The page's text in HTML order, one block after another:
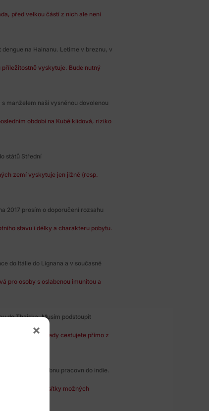
před velkou částí z nich ale není
na Hainanu. Letime v breznu, v
příležitostně vyskytuje. Bude nutný
manželem naši vysněnou dovolenou
období na Kubě klidová, riziko
států Střední
zemí vyskytuje jen jižně (resp.
2017 prosím o doporučení rozsahu
stavu i délky a charakteru pobytu.
do Itálie do Lignana a v současné
pro osoby s oslabenou imunitou a
do Thajska. Musím podstoupit
Pokud tedy cestujete přímo z
ma ten v dubnu pracovn do indie.
existují desítky možných